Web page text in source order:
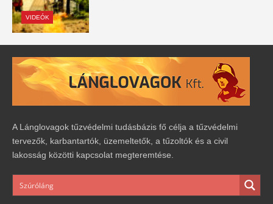
VIDEÓK
A Lánglovagok tűzvédelmi tudásbázis fő célja a tűzvédelmi
tervezők, karbantartók, üzemeltetők, a tűzoltók és a civil
lakosság közötti kapcsolat megteremtése.